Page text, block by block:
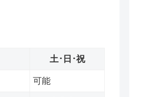
土･日･祝
可能